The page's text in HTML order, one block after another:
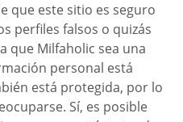
que este sitio es seguro
perfiles falsos o quizás
que Milfaholic sea una
personal está
está protegida, por lo
Sí, es posible